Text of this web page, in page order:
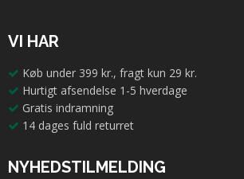
VI HAR
Køb under 399 kr., fragt kun 29 kr.
Hurtigt afsendelse 1-5 hverdage
Gratis indramning
14 dages fuld returret
NYHEDSTILMELDING